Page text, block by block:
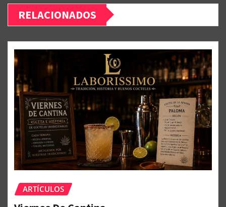
RELACIONADOS
ARTÍCULOS